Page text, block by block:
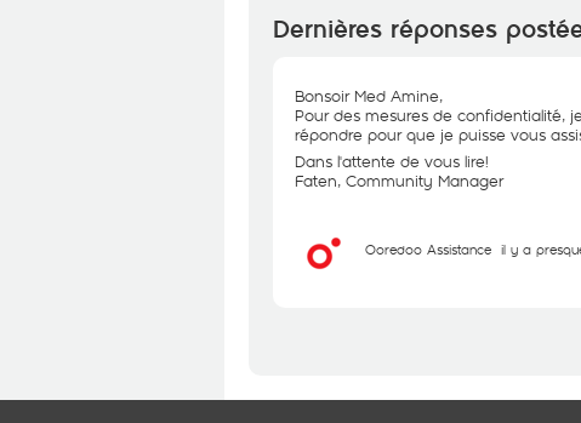
Dernières réponses
Bonsoir Med Amine,
Pour des mesures de confidentialité,
répondre pour que je puisse vous
Dans l'attente de vous lire!
Faten, Community Manager
Ooredoo Assistance il y a